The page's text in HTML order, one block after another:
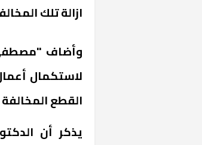
ازالة تلك
لاستكمال
القطع المخالفة
يذكر أن